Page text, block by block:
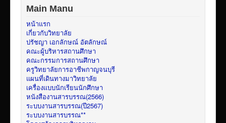
Main Manu
หน้าแรก
เกี่ยวกับวิทยาลัย
ปรัชญา เอกลักษณ์ อัตลักษณ์
คณะผู้บริหารสถานศึกษา
คณะกรรมการสถานศึกษา
ครูวิทยาลัยการอาชีพกาญจนบุรี
แผนที่เดินทางมาวิทยาลัย
เครื่องแบบนักเรียนนักศึกษา
หนังสืองานสารบรรณ(2566)
ระบบงานสารบรรณ(ปี2567)
ระบบงานสารบรรณ**